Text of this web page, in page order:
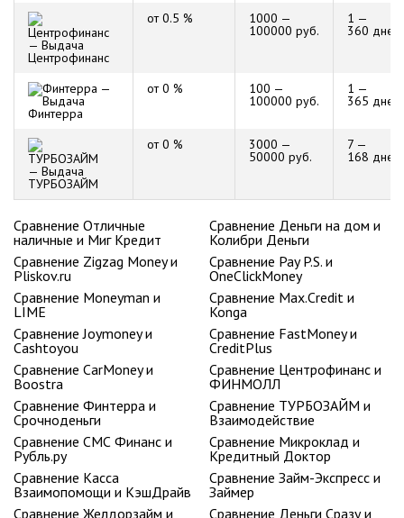
Центрофинанс
от 0.5 % 1000 —
100000 руб.
1 —
360 дней
Финтерра
от 0 % 100 —
100000 руб.
1 —
365 дней
ТУРБОЗАЙМ
от 0 % 3000 —
50000 руб.
7 —
168 дней
Сравнение Отличные
наличные и Миг Кредит
Сравнение Деньги на дом и
Колибри Деньги
Сравнение Zigzag Money и
Pliskov.ru
Сравнение Pay P.S. и
OneClickMoney
Сравнение Moneyman и
LIME
Сравнение Max.Credit и
Konga
Сравнение Joymoney и
Cashtoyou
Сравнение FastMoney и
CreditPlus
Сравнение CarMoney и
Boostra
Сравнение Центрофинанс и
ФИНМОЛЛ
Сравнение Финтерра и
Срочноденьги
Сравнение ТУРБОЗАЙМ и
Взаимодействие
Сравнение СМС Финанс и
Рубль.ру
Сравнение Микроклад и
Кредитный Доктор
Сравнение Касса
Взаимопомощи и КэшДрайв
Сравнение Займ-Экспресс и
Займер
Сравнение Желдорзайм и
Сравнение Деньги Сразу и